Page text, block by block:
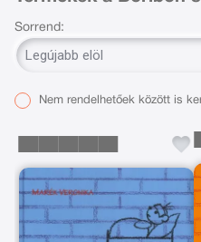
Sorrend:
Nem rendelhetőek között is